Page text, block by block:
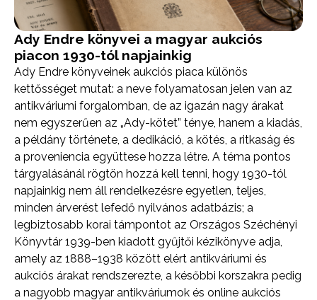
Ady Endre könyvei a magyar aukciós
piacon 1930-tól napjainkig
Ady Endre könyveinek aukciós piaca különös
kettősséget mutat: a neve folyamatosan jelen van az
antikváriumi forgalomban, de az igazán nagy árakat
nem egyszerűen az „Ady-kötet” ténye, hanem a kiadás,
a példány története, a dedikáció, a kötés, a ritkaság és
a proveniencia együttese hozza létre. A téma pontos
tárgyalásánál rögtön hozzá kell tenni, hogy 1930-tól
napjainkig nem áll rendelkezésre egyetlen, teljes,
minden árverést lefedő nyilvános adatbázis; a
legbiztosabb korai támpontot az Országos Széchényi
Könyvtár 1939-ben kiadott gyűjtői kézikönyve adja,
amely az 1888–1938 között elért antikváriumi és
aukciós árakat rendszerezte, a későbbi korszakra pedig
a nagyobb magyar antikváriumok és online aukciós